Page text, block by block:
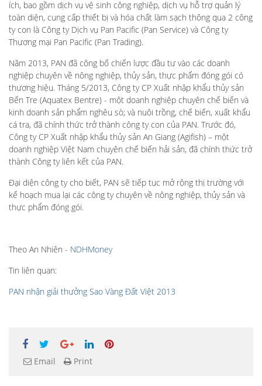
ích, bao gồm dịch vụ vệ sinh công nghiệp, dịch vụ hỗ trợ quản lý
toàn diện, cung cấp thiết bị và hóa chất làm sạch thông qua 2 công
ty con là Công ty Dịch vụ Pan Pacific (Pan Service) và Công ty
Thương mại Pan Pacific (Pan Trading).
Năm 2013, PAN đã công bố chiến lược đầu tư vào các doanh
nghiệp chuyên về nông nghiệp, thủy sản, thực phẩm đóng gói có
thương hiệu. Tháng 5/2013, Công ty CP Xuất nhập khẩu thủy sản
Bến Tre (Aquatex Bentre) - một doanh nghiệp chuyên chế biến và
kinh doanh sản phẩm nghêu sò; và nuôi trồng, chế biến, xuất khẩu
cá tra, đã chính thức trở thành công ty con của PAN. Trước đó,
Công ty CP Xuất nhập khẩu thủy sản An Giang (Agifish) – một
doanh nghiệp Việt Nam chuyên chế biến hải sản, đã chính thức trở
thành Công ty liên kết của PAN.
Đại diện công ty cho biết, PAN sẽ tiếp tục mở rộng thị trường với
kế hoạch mua lại các công ty chuyên về nông nghiệp, thủy sản và
thực phẩm đóng gói.
Theo An Nhiên - NDHMoney
Tin liên quan:
PAN nhận giải thưởng Sao Vàng Đất Việt 2013
Email Print